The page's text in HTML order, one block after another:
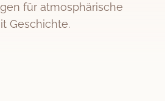
für atmosphärische
Geschichte.